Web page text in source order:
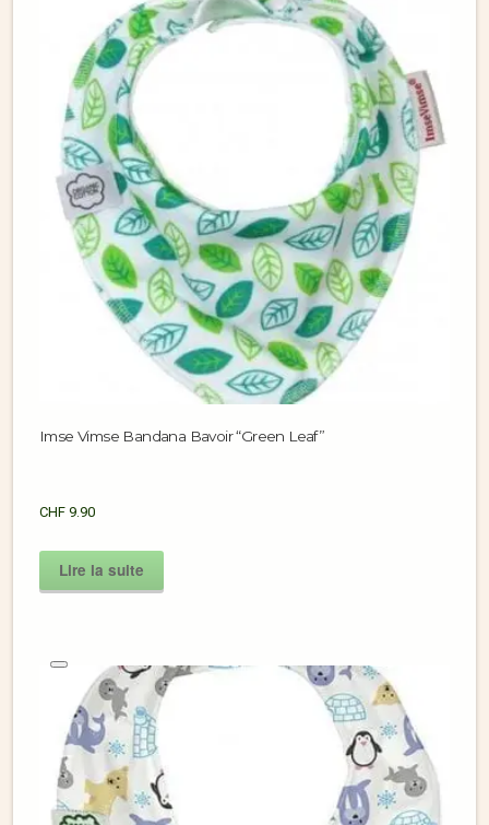
Imse Vimse Bandana Bavoir “Green Leaf”
CHF 9.90
Lire la suite